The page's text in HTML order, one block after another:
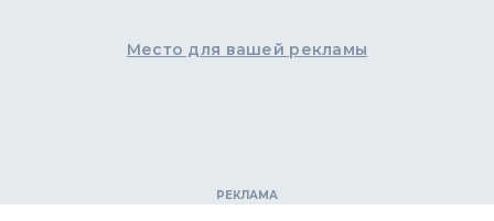
Место для вашей рекламы